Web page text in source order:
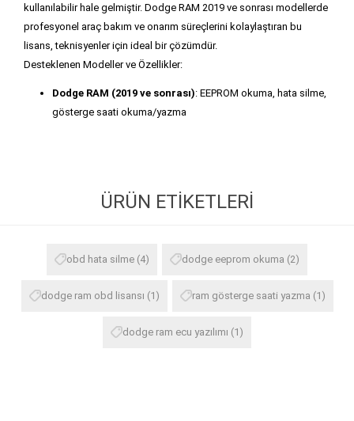
kullanılabilir hale gelmiştir. Dodge RAM 2019 ve sonrası modellerde
profesyonel araç bakım ve onarım süreçlerini kolaylaştıran bu
lisans, teknisyenler için ideal bir çözümdür.
Desteklenen Modeller ve Özellikler:
Dodge RAM (2019 ve sonrası): EEPROM okuma, hata silme,
gösterge saati okuma/yazma
ÜRÜN ETIKETLERI
obd hata silme (4) dodge eeprom okuma (2)
dodge ram obd lisansı (1) ram gösterge saati yazma (1)
dodge ram ecu yazılımı (1)